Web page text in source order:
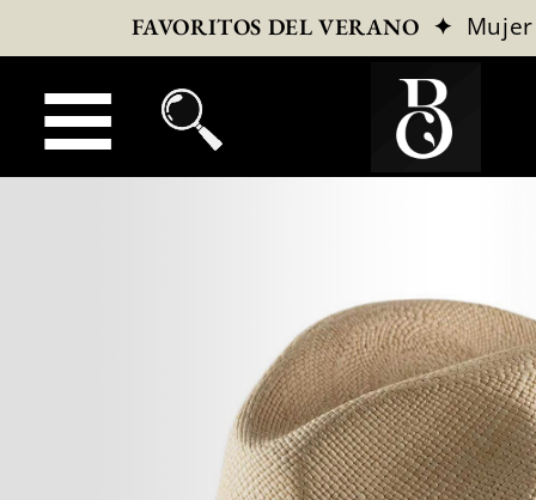
FAVORITOS DEL VERANO ✦ Mujer